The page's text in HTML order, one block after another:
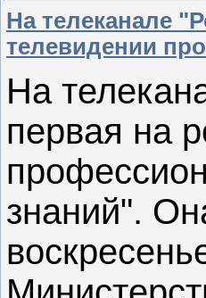
На телеканале
телевидении
На
первая на
знаний".